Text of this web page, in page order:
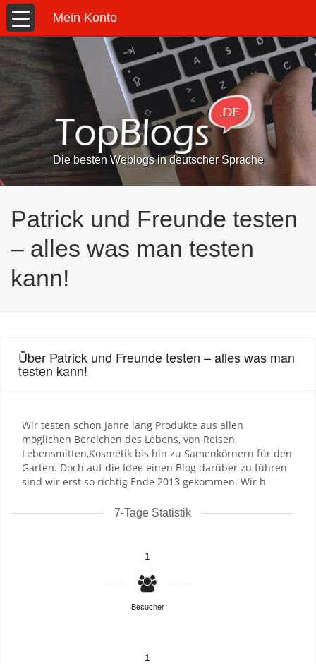
Mein Konto
Die besten Weblogs in deutscher Sprache
Patrick und Freunde testen
– alles was man testen
kann!
Über Patrick und Freunde testen – alles was man
testen kann!
Wir testen schon Jahre lang Produkte aus allen
möglichen Bereichen des Lebens, von Reisen,
Lebensmitten,Kosmetik bis hin zu Samenkörnern für den
Garten. Doch auf die Idee einen Blog darüber zu führen
sind wir erst so richtig Ende 2013 gekommen. Wir h
7-Tage Statistik
1
Besucher
1